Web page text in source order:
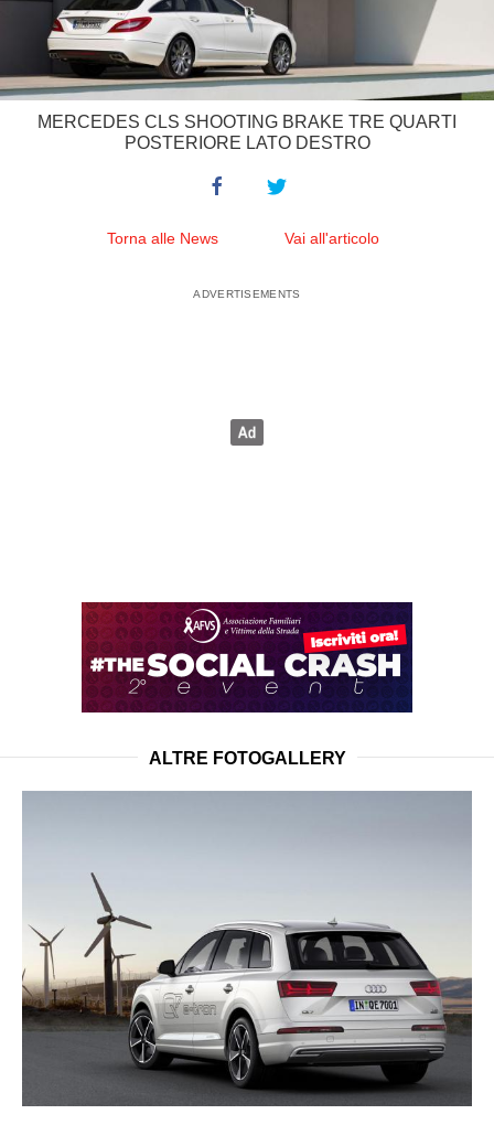
MERCEDES CLS SHOOTING BRAKE TRE QUARTI
POSTERIORE LATO DESTRO
Torna alle News Vai all'articolo
ALTRE FOTOGALLERY